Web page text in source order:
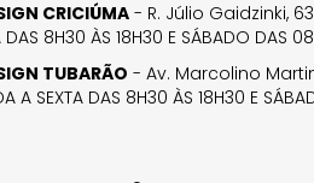
CRICIÚMA - R. Júlio Gaidzinki,
DAS 8H30 ÀS 18H30 E SÁBADO DAS
TUBARÃO - Av. Marcolino
A SEXTA DAS 8H30 ÀS 18H30 E